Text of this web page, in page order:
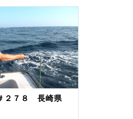
２７８ 長崎県